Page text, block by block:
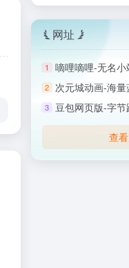
网址
1 嘀哩嘀哩-无名小
2 次元城动画-海
3 豆包网页版-字
查